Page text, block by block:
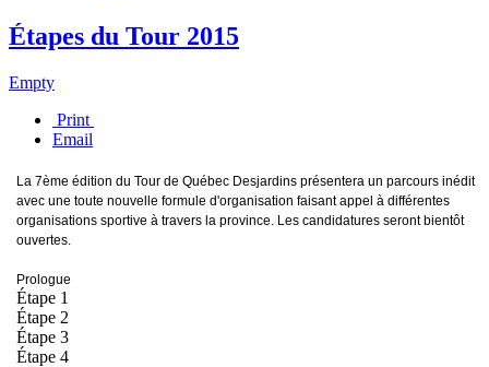
Étapes du Tour 2015
Empty
Print
Email
La 7ème édition du Tour de Québec Desjardins présentera un parcours inédit
avec une toute nouvelle formule d'organisation faisant appel à différentes
organisations sportive à travers la province. Les candidatures seront bientôt
ouvertes.
Prologue
Étape 1
Étape 2
Étape 3
Étape 4